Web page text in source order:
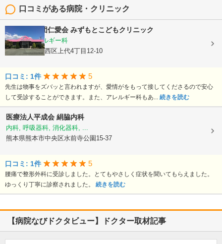
口コミがある病院・クリニック
医療法人社団仁愛会 みずもとこどもクリニック
小児科, アレルギー科
熊本県熊本市西区上代4丁目12-10
口コミ: 1件 5
先生は物事をズバッと言われますが、愛情がをもって接してくださるので安心
して受診することができます。また、アレルギー科もあ... 続きを読む
医療法人平成会 絹脇内科
内科, 呼吸器科, 消化器科, ...
熊本県熊本市中央区水前寺公園15-37
口コミ: 1件 5
腰痛で整形外科に受診しました。とてもやさしく症状を聞いてもらえました。
ゆっくり丁寧に診察されました。 続きを読む
【病院なびドクタビュー】ドクター取材記事